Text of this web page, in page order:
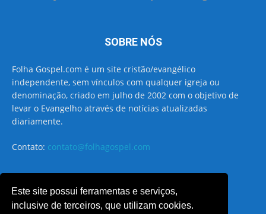
Este site possui ferramentas e serviços,
inclusive de terceiros, que utilizam cookies.
SOBRE NÓS
Folha Gospel.com é um site cristão/evangélico
independente, sem vínculos com qualquer igreja ou
denominação, criado em julho de 2002 com o objetivo de
levar o Evangelho através de notícias atualizadas
diariamente.
Contato: contato@folhagospel.com
SIGA-NOS